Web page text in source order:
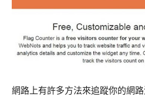
網路上有許多方法來追蹤你的網